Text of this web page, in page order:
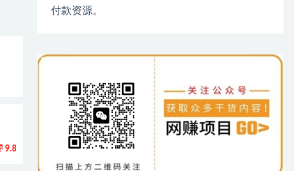
9.8
付款资源。